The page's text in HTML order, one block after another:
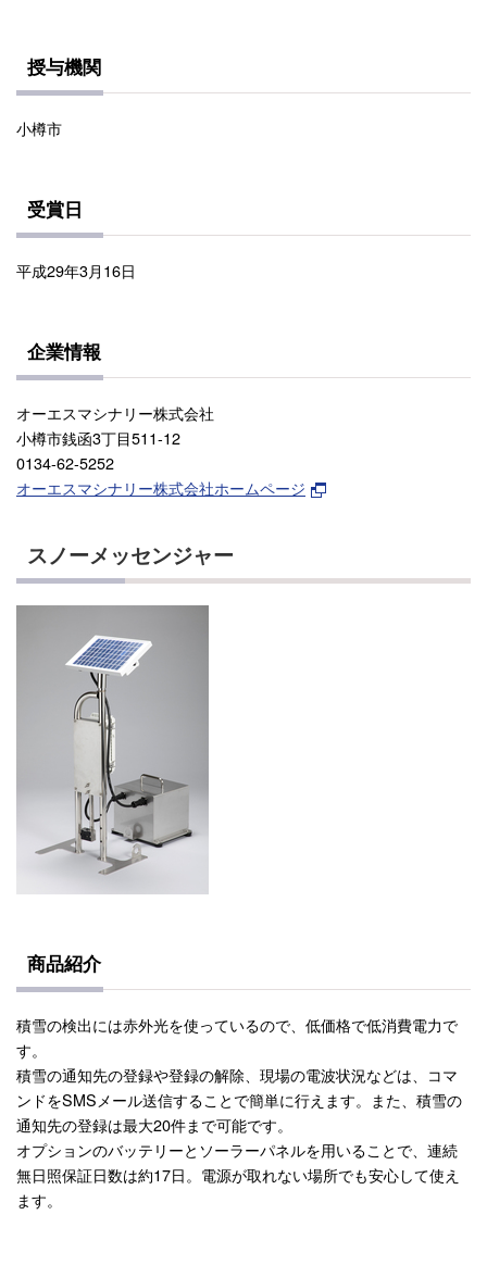
授与機関
小樽市
受賞日
平成29年3月16日
企業情報
オーエスマシナリー株式会社
小樽市銭函3丁目511-12
0134-62-5252
オーエスマシナリー株式会社ホームページ
スノーメッセンジャー
商品紹介
積雪の検出には赤外光を使っているので、低価格で低消費電力で
す。
積雪の通知先の登録や登録の解除、現場の電波状況などは、コマ
ンドをSMSメール送信することで簡単に行えます。また、積雪の
通知先の登録は最大20件まで可能です。
オプションのバッテリーとソーラーパネルを用いることで、連続
無日照保証日数は約17日。電源が取れない場所でも安心して使え
ます。